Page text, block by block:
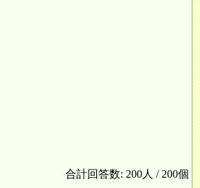
合計回答数: 200人 / 200個